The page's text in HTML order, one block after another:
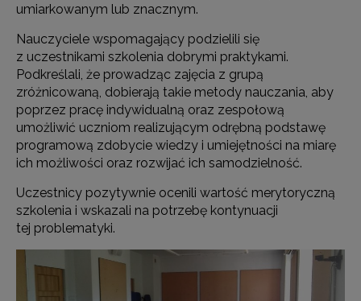
umiarkowanym lub znacznym.
Nauczyciele wspomagający podzielili się
z uczestnikami szkolenia dobrymi praktykami.
Podkreślali, że prowadząc zajęcia z grupą
zróżnicowaną, dobierają takie metody nauczania, aby
poprzez pracę indywidualną oraz zespołową
umożliwić uczniom realizującym odrębną podstawę
programową zdobycie wiedzy i umiejętności na miarę
ich możliwości oraz rozwijać ich samodzielność.
Uczestnicy pozytywnie ocenili wartość merytoryczną
szkolenia i wskazali na potrzebę kontynuacji
tej problematyki.